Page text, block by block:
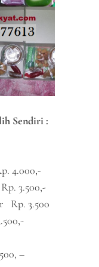
Sendiri :
4.000,-
3.500,-
Rp. 3.500
–